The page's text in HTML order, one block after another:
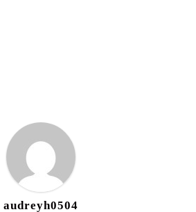
audreyh0504